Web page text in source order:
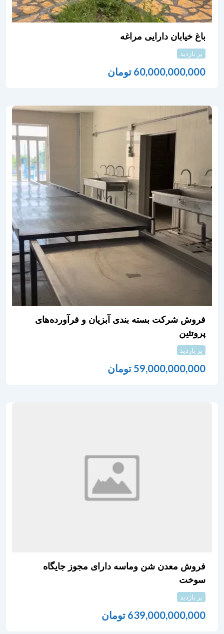
باغ خیابان دارایی مراغه
پر بازدید
60,000,000,000 تومان
فروش شرکت بسته بندی آبزیان و فرآورده‌های
پروتئین
پر بازدید
59,000,000,000 تومان
فروش معدن شن وماسه دارای مجوز جایگاه
سوخت
پر بازدید
639,000,000,000 تومان